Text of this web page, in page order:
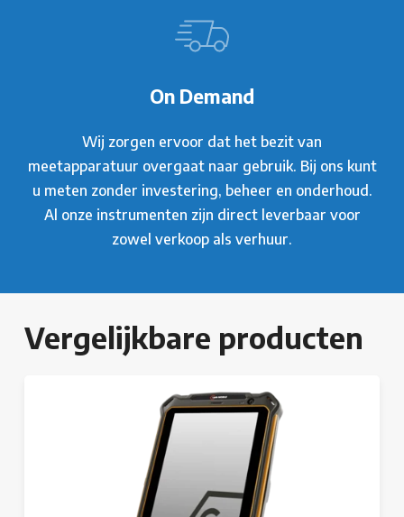
On Demand
Wij zorgen ervoor dat het bezit van
meetapparatuur overgaat naar gebruik. Bij ons kunt
u meten zonder investering, beheer en onderhoud.
Al onze instrumenten zijn direct leverbaar voor
zowel verkoop als verhuur.
Vergelijkbare producten